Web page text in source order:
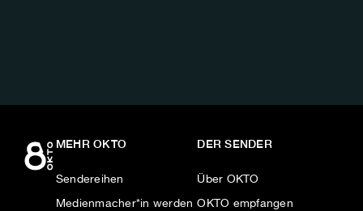
MEHR OKTO
Sendereihen
Medienmacher*in werden
DER SENDER
Über OKTO
OKTO empfangen